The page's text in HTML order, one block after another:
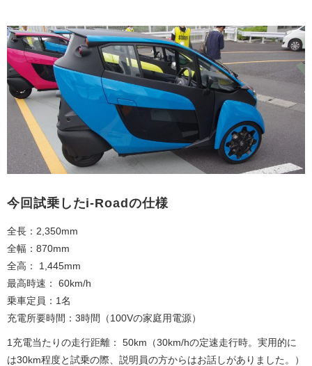
今回試乗したi-Roadの仕様
全長：2,350mm
全幅：870mm
全高： 1,445mm
最高時速： 60km/h
乗車定員：1名
充電所要時間：3時間（100Vの家庭用電源）
1充電当たりの走行距離： 50km（30km/hの定速走行時。実用的に
は30km程度と試乗の際、説明員の方からはお話しがありました。）